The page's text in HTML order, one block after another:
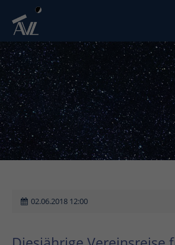
02.06.2018 12:00